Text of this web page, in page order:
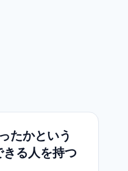
たかという
る人を持つ